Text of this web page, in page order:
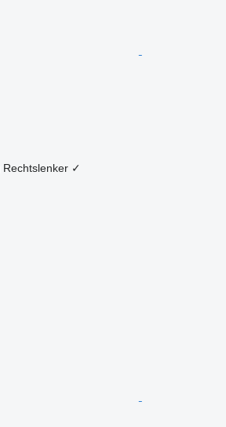
Rechtslenker ✓